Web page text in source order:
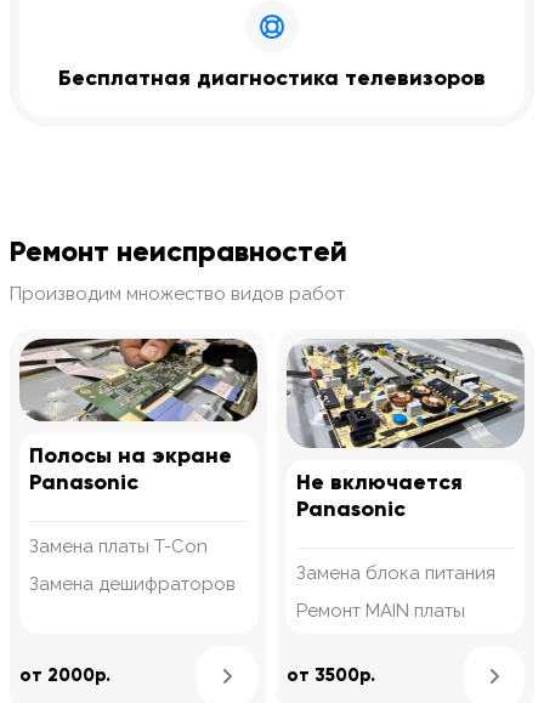
Бесплатная диагностика телевизоров
Ремонт неисправностей
Производим множество видов работ
Полосы на экране
Panasonic
Замена платы T-Con
Замена дешифраторов
от 2000р. Узнать подробнее
Не включается
Panasonic
Замена блока питания
Ремонт MAIN платы
от 3500р.